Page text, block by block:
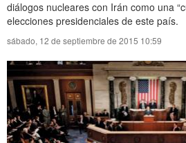
diálogos nucleares con Irán como una
elecciones presidenciales de este país.
sábado, 12 de septiembre de 2015 10:59